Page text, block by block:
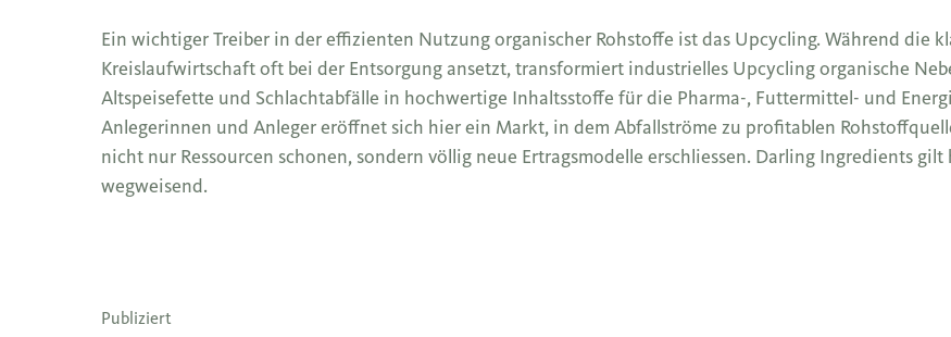
Ein wichtiger Treiber in der effizienten Nutzung organischer Rohstoffe ist das Upcycling. Während die
Kreislaufwirtschaft oft bei der Entsorgung ansetzt, transformiert industrielles Upcycling organische
Altspeisefette und Schlachtabfälle in hochwertige Inhaltsstoffe für die Pharma-, Futtermittel- und
Anlegerinnen und Anleger eröffnet sich hier ein Markt, in dem Abfallströme zu profitablen
nicht nur Ressourcen schonen, sondern völlig neue Ertragsmodelle erschliessen. Darling Ingredients gilt
wegweisend.
Publiziert